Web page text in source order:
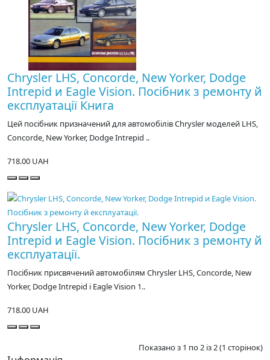
Chrysler LHS, Concorde, New Yorker, Dodge
Intrepid и Eagle Vision. Посібник з ремонту й
експлуатації Книга
Цей посібник призначений для автомобілів Chrysler моделей LHS,
Concorde, New Yorker, Dodge Intrepid ..
718.00 UAH
Chrysler LHS, Concorde, New Yorker, Dodge
Intrepid и Eagle Vision. Посібник з ремонту й
експлуатації.
Посібник присвячений автомобілям Chrysler LHS, Concorde, New
Yorker, Dodge Intrepid і Eagle Vision 1..
718.00 UAH
Показано з 1 по 2 із 2 (1 сторінок)